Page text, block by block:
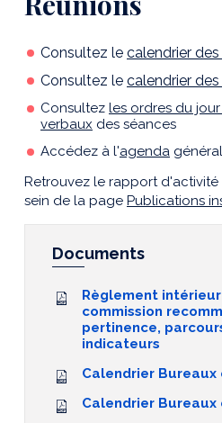
Consultez le calendrier
Consultez le calendrier
Consultez les ordres du
verbaux des séances
Accédez à l'agenda
Retrouvez le rapport
sein de la page Publications
Documents
Règlement
commission
pertinence,
indicateurs
Calendrier Bureaux
Calendrier Bureaux